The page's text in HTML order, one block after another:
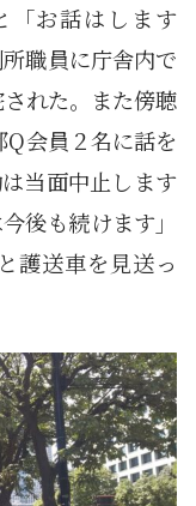
「お話はします
職員に庁舎内で
れた。また傍聴
会員２名に話を
当面中止します
後も続けます」
護送車を見送っ